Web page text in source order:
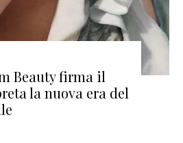
Beauty firma il
la nuova era del